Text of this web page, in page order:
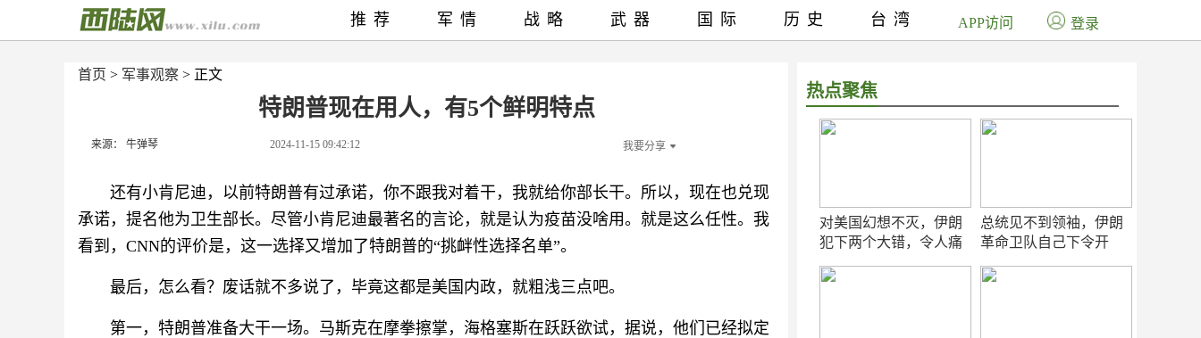
首页 > 军事观察 > 正文
特朗普现在用人，有5个鲜明特点
来源： 牛弹琴 2024-11-15 09:42:12 我要分享
还有小肯尼迪，以前特朗普有过承诺，你不跟我对着干，我就给你部长干。所以，现在也兑现
承诺，提名他为卫生部长。尽管小肯尼迪最著名的言论，就是认为疫苗没啥用。就是这么任性。我
看到，CNN的评价是，这一选择又增加了特朗普的“挑衅性选择名单”。
最后，怎么看？废话就不多说了，毕竟这都是美国内政，就粗浅三点吧。
第一，特朗普准备大干一场。马斯克在摩拳擦掌，海格塞斯在跃跃欲试，据说，他们已经拟定
热点聚焦
对美国幻想不灭，伊朗
犯下两个大错，令人痛
总统见不到领袖，伊朗
革命卫队自己下令开
推荐 军情 战略 武器 国际 历史 台湾 APP访问 登录